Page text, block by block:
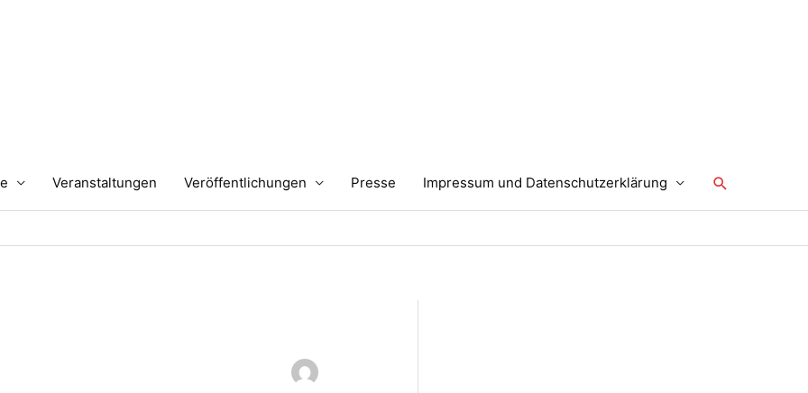
Veranstaltungen Veröffentlichungen Presse Impressum und Datenschutzerklärung Suchen